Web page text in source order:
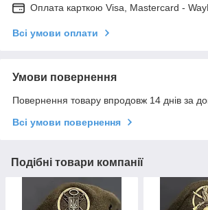
Оплата карткою Visa, Mastercard -
Всі умови оплати
Умови повернення
Повернення товару впродовж 14 днів за
Всі умови повернення
Подібні товари компанії